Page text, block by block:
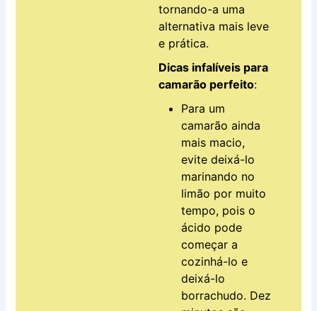
tornando-a uma
alternativa mais leve
e prática.
Dicas infalíveis para
camarão perfeito:
Para um
camarão ainda
mais macio,
evite deixá-lo
marinando no
limão por muito
tempo, pois o
ácido pode
começar a
cozinhá-lo e
deixá-lo
borrachudo. Dez